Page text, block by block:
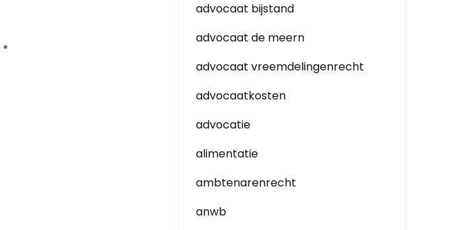
*
advocaat bijstand
advocaat de meern
advocaat vreemdelingenrecht
advocaatkosten
advocatie
alimentatie
ambtenarenrecht
anwb